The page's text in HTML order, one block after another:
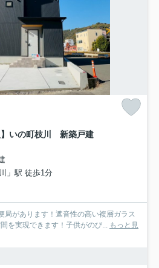
】いの町枝川 新築戸建
」駅 徒歩1分
局があります！遮音性の高い複層ガラス
を実現できます！子供がのび... もっと見